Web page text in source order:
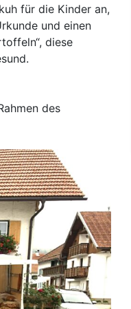
für die Kinder an,
und einen
diese
des